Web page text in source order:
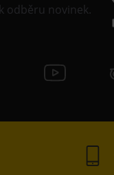
odběru novinek.